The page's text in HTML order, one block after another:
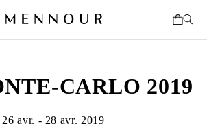
CARLO 2019
26 avr. - 28 avr. 2019